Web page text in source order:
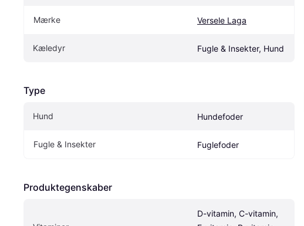
Mærke Versele Laga
Kæledyr Fugle & Insekter, Hund
Type
Hund Hundefoder
Fugle & Insekter Fuglefoder
Produktegenskaber
D-vitamin, C-vitamin,